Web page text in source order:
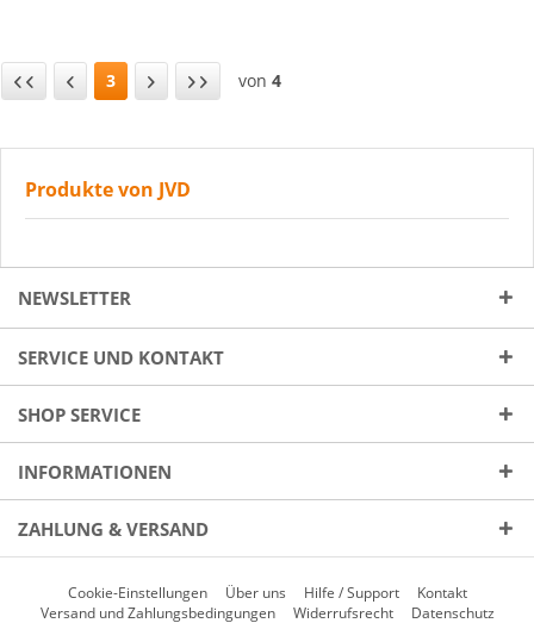
3 von 4
Produkte von JVD
NEWSLETTER
SERVICE UND KONTAKT
SHOP SERVICE
INFORMATIONEN
ZAHLUNG & VERSAND
Cookie-Einstellungen Über uns Hilfe / Support
Kontakt
Versand und Zahlungsbedingungen
Widerrufsrecht Datenschutz